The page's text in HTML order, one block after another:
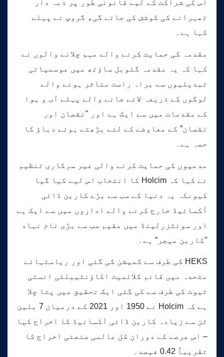
اس کی شراکت کے لیے قانونی طور پر ذمہ دار
ٹھہرانے کی کوشش کی جائے گی، گروپ نے پہلے
کہا ہے۔
مقدمہ کی حمایت کرنے والے مہم چلانے والوں نے
کہا کہ یہ مقدمہ گلوبل ساؤتھ میں موسمیاتی
تبدیلیوں سے براہ راست متاثر ہونے والے
لوگوں کے ذریعہ لائے جانے والے پہلے آب و ہوا
کے مقدمات میں سے ایک ہے اور "نقصان اور
نقصان” کے معاوضے کے لئے بڑھتے ہوئے دباؤ کا
حصہ ہے۔
مدعیوں کی حمایت کرنے والی غیر سرکاری تنظیم
نے کہا کہ Holcim کا انتخاب اس لیے کیا گیا
کیونکہ یہ دنیا کے سب سے بڑے کاربن ڈائی
آکسائیڈ خارج کرنے والے اداروں میں سے ایک ہے
اور سوئٹزرلینڈ میں مقیم سب سے بڑی نام نہاد
"کاربن میجر” ہے۔
HEKS کی طرف سے کمیشن کی گئی اور ریاستہائے
متحدہ میں قائم کلائمیٹ اکاؤنٹیبلٹی انسٹی
ٹیوٹ کی طرف سے کی گئی ایک تحقیق میں پتا چلا
ہے کہ Holcim نے 1950 اور 2021 کے درمیان 7 بلین
ٹن سے زیادہ کاربن ڈائی آکسائیڈ کا اخراج کیا
– اس عرصے کے دوران کل عالمی صنعتی اخراج کا
تقریباً 0.42 فیصد۔